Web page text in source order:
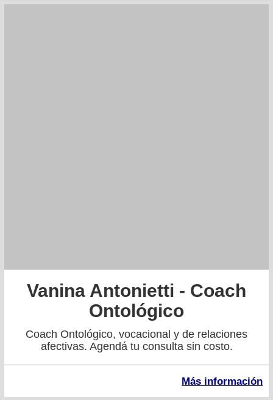
Vanina Antonietti - Coach
Ontológico
Coach Ontológico, vocacional y de relaciones
afectivas. Agendá tu consulta sin costo.
Más información